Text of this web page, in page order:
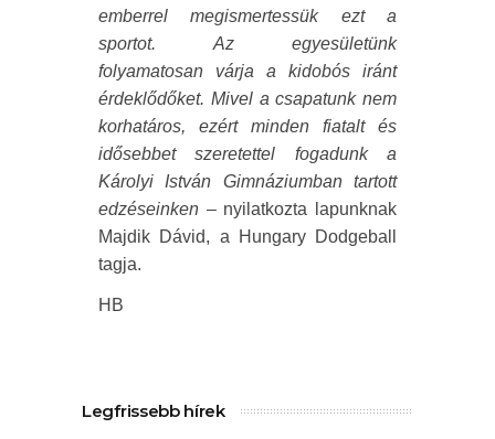
emberrel megismertessük ezt a
sportot. Az egyesületünk
folyamatosan várja a kidobós iránt
érdeklődőket. Mivel a csapatunk nem
korhatáros, ezért minden fiatalt és
idősebbet szeretettel fogadunk a
Károlyi István Gimnáziumban tartott
edzéseinken – nyilatkozta lapunknak
Majdik Dávid, a Hungary Dodgeball
tagja.
HB
Legfrissebb hírek